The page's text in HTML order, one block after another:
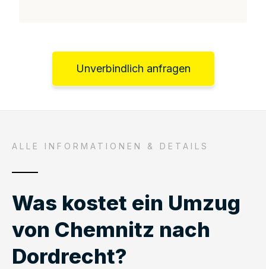
Unverbindlich anfragen
ALLE INFORMATIONEN & DETAILS
Was kostet ein Umzug
von Chemnitz nach
Dordrecht?